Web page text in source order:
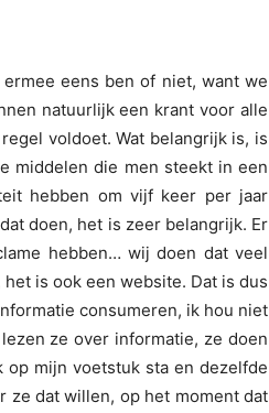
eens ben of niet, want we
natuurlijk een krant voor alle
voldoet. Wat belangrijk is, is
middelen die men steekt in een
hebben om vijf keer per jaar
doen, het is zeer belangrijk. Er
hebben… wij doen dat veel
is ook een website. Dat is dus
consumeren, ik hou niet
ze over informatie, ze doen
mijn voetstuk sta en dezelfde
ze dat willen, op het moment dat